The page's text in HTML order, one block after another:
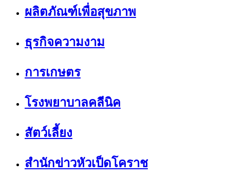
ผลิตภัณฑ์เพื่อสุขภาพ
ธุรกิจความงาม
การเกษตร
โรงพยาบาลคลีนิค
สัตว์เลี้ยง
สำนักข่าวหัวเป็ดโคราช